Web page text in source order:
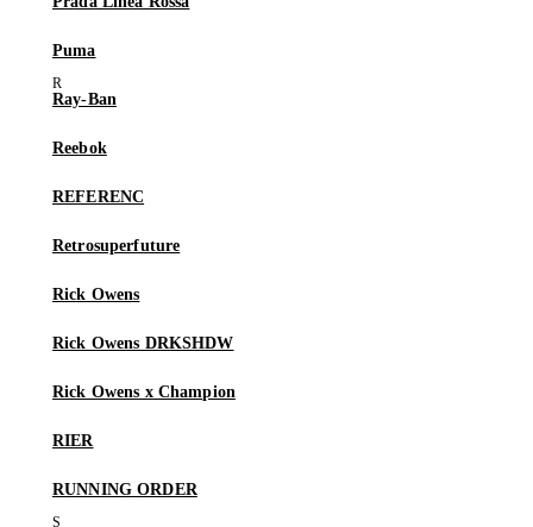
Puma
Ray-Ban
Reebok
REFERENC
Retrosuperfuture
Rick Owens
Rick Owens DRKSHDW
Rick Owens x Champion
RIER
RUNNING ORDER